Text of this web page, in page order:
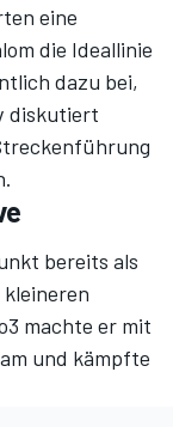
eine
die Ideallinie
dazu bei,
diskutiert
bereits als
machte er mit
und kämpfte